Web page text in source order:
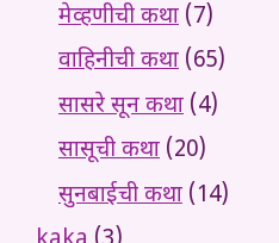
मेव्हणीची कथा (7)
वाहिनीची कथा (65)
सासरे सून कथा (4)
सासूची कथा (20)
सुनबाईची कथा (14)